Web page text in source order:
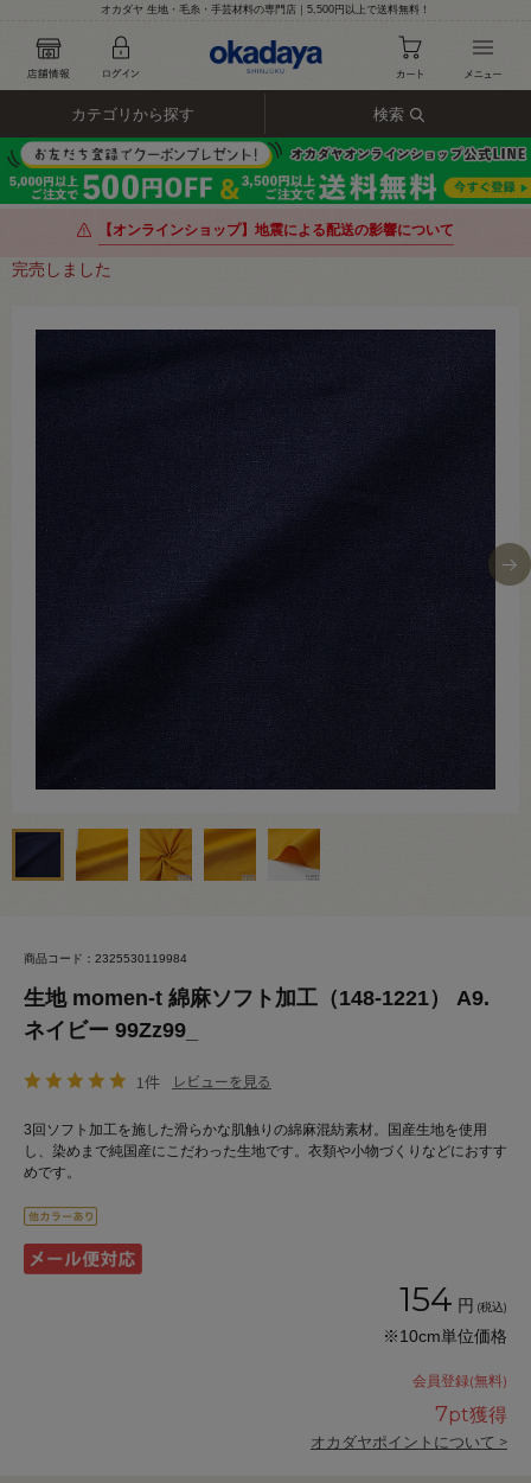
オカダヤ 生地・毛糸・手芸材料の専門店｜5,500円以上で送料無料！
カテゴリから探す 検索
【オンラインショップ】地震による配送の影響について
完売しました
商品コード：2325530119984
生地 momen-t 綿麻ソフト加工（148-1221） A9.
ネイビー 99Zz99_
1件 レビューを見る
3回ソフト加工を施した滑らかな肌触りの綿麻混紡素材。国産生地を使用
し、染めまで純国産にこだわった生地です。衣類や小物づくりなどにおすす
めです。
154 円 (税込)
※10cm単位価格
会員登録(無料)
7pt獲得
オカダヤポイントについて >